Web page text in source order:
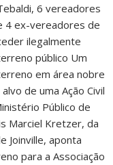
6 vereadores
4 ex-vereadores de
ilegalmente
público Um
em área nobre
de uma Ação Civil
Público de
Marciel Kretzer, da
Joinville, aponta
para a Associação